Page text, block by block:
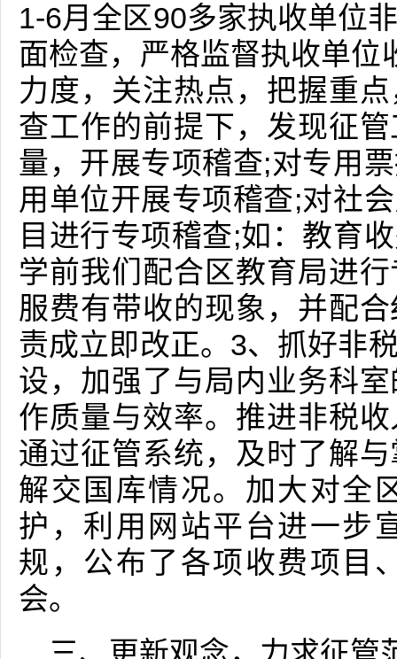
1-6月全区90多家执收单位
面检查，严格监督执收单
力度，关注热点，把握重
查工作的前提下，发现征
量，开展专项稽查;对专用
用单位开展专项稽查;对社
目进行专项稽查;如：教育
学前我们配合区教育局进
服费有带收的现象，并配
责成立即改正。3、抓好非
设，加强了与局内业务科
作质量与效率。推进非税
通过征管系统，及时了解
解交国库情况。加大对全
护，利用网站平台进一步
规，公布了各项收费项目
会。